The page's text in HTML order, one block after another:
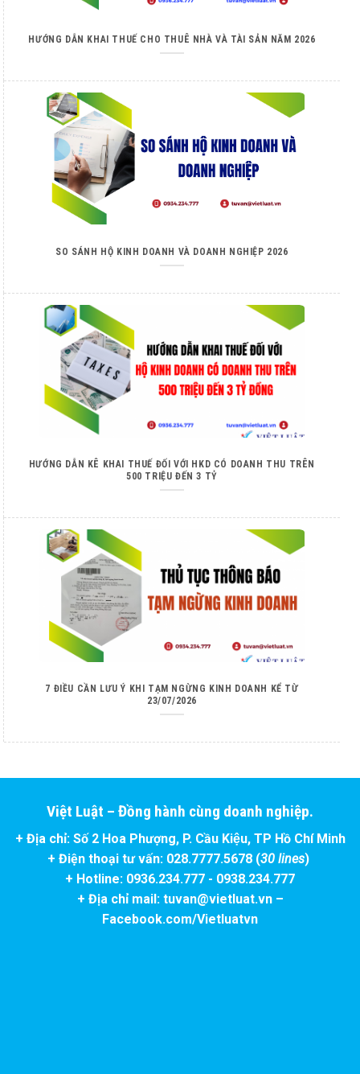
HƯỚNG DẪN KHAI THUẾ CHO THUÊ NHÀ VÀ TÀI SẢN NĂM 2026
SO SÁNH HỘ KINH DOANH VÀ DOANH NGHIỆP 2026
HƯỚNG DẪN KÊ KHAI THUẾ ĐỐI VỚI HKD CÓ DOANH THU TRÊN
500 TRIỆU ĐẾN 3 TỶ
7 ĐIỀU CẦN LƯU Ý KHI TẠM NGỪNG KINH DOANH KỂ TỪ
23/07/2026
Việt Luật – Đồng hành cùng doanh nghiệp.
+ Địa chỉ: Số 2 Hoa Phượng, P. Cầu Kiệu, TP Hồ Chí Minh
+ Điện thoại tư vấn: 028.7777.5678 (30 lines)
+ Hotline: 0936.234.777 - 0938.234.777
+ Địa chỉ mail: tuvan@vietluat.vn –
Facebook.com/Vietluatvn